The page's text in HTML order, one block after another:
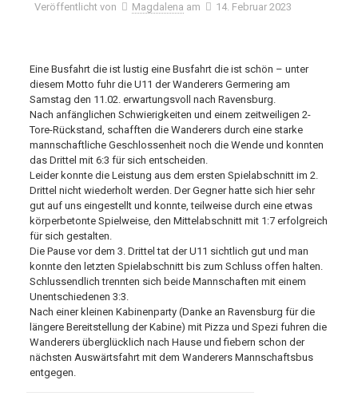
Veröffentlicht von Magdalena am 14. Februar 2023
Eine Busfahrt die ist lustig eine Busfahrt die ist schön – unter
diesem Motto fuhr die U11 der Wanderers Germering am
Samstag den 11.02. erwartungsvoll nach Ravensburg.
Nach anfänglichen Schwierigkeiten und einem zeitweiligen 2-
Tore-Rückstand, schafften die Wanderers durch eine starke
mannschaftliche Geschlossenheit noch die Wende und konnten
das Drittel mit 6:3 für sich entscheiden.
Leider konnte die Leistung aus dem ersten Spielabschnitt im 2.
Drittel nicht wiederholt werden. Der Gegner hatte sich hier sehr
gut auf uns eingestellt und konnte, teilweise durch eine etwas
körperbetonte Spielweise, den Mittelabschnitt mit 1:7 erfolgreich
für sich gestalten.
Die Pause vor dem 3. Drittel tat der U11 sichtlich gut und man
konnte den letzten Spielabschnitt bis zum Schluss offen halten.
Schlussendlich trennten sich beide Mannschaften mit einem
Unentschiedenen 3:3.
Nach einer kleinen Kabinenparty (Danke an Ravensburg für die
längere Bereitstellung der Kabine) mit Pizza und Spezi fuhren die
Wanderers überglücklich nach Hause und fiebern schon der
nächsten Auswärtsfahrt mit dem Wanderers Mannschaftsbus
entgegen.